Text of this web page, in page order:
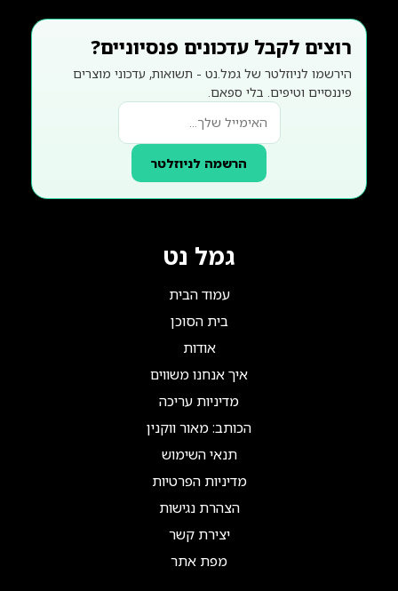
רוצים לקבל עדכונים פנסיוניים?
הירשמו לניוזלטר של גמל.נט - תשואות, עדכוני מוצרים
פיננסיים וטיפים. בלי ספאם.
הרשמה לניוזלטר
גמל נט
עמוד הבית
בית הסוכן
אודות
איך אנחנו משווים
מדיניות עריכה
הכותב: מאור ווקנין
תנאי השימוש
מדיניות הפרטיות
הצהרת נגישות
יצירת קשר
מפת אתר